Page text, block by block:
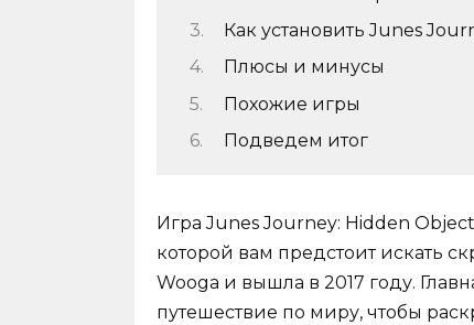
Как установить Junes
Плюсы и минусы
Похожие игры
Подведем итог
Игра Junes Journey: Hidden
которой вам предстоит искать
Wooga и вышла в 2017 году.
путешествие по миру, чтобы